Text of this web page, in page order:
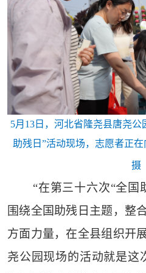
5月13日，河北省隆尧县唐尧公
助残日”活动现场，志愿者正
摄
“在第三十六次“全国
围绕全国助残日主题，整
方面力量，在全县组织开
尧公园现场的活动就是这